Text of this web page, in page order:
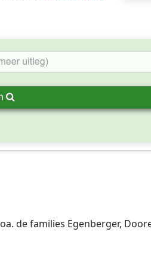
de families Egenberger,